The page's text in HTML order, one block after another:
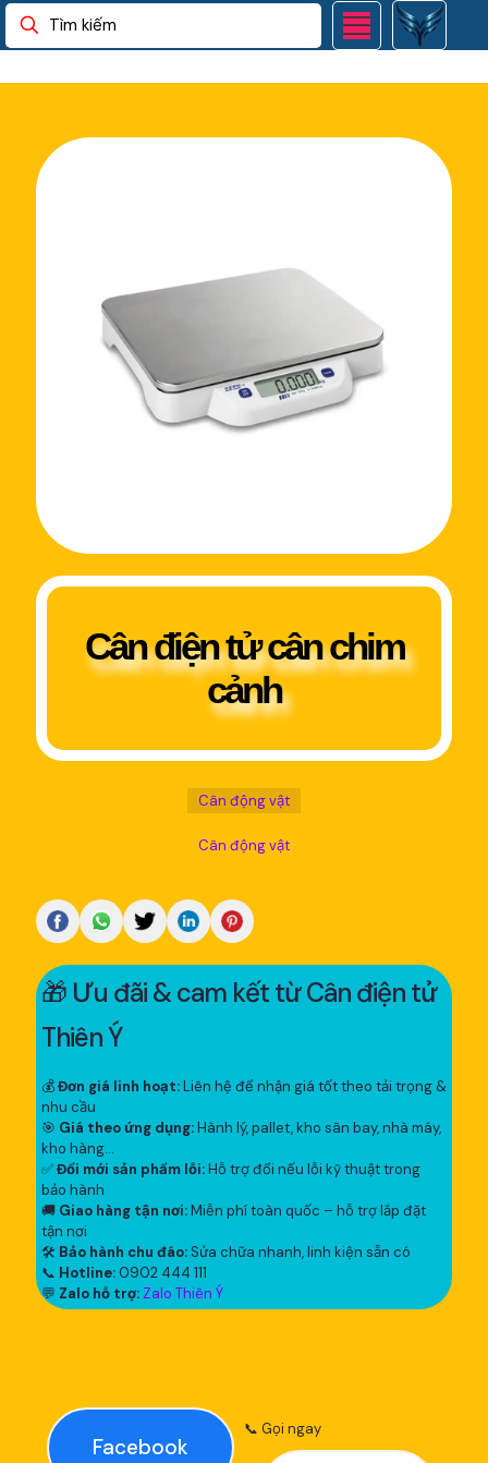
Cân điện tử cân chim
cảnh
Cân động vật
Cân động vật
🎁 Ưu đãi & cam kết từ Cân điện tử
Thiên Ý
💰Đơn giá linh hoạt:Liên hệ để nhận giá tốt theo tải trọng &
nhu cầu
🎯 Giá theo ứng dụng:Hành lý, pallet, kho sân bay, nhà máy,
kho hàng...
✅Đổi mới sản phẩm lỗi:Hỗ trợ đổi nếu lỗi kỹ thuật trong
bảo hành
🚚 Giao hàng tận nơi:Miễn phí toàn quốc – hỗ trợ lắp đặt
tận nơi
🛠 Bảo hành chu đáo: Sửa chữa nhanh, linh kiện sẵn có
📞 Hotline: 0902 444 111
💬 Zalo hỗ trợ: Zalo Thiên Ý
Facebook
📞 Gọi ngay